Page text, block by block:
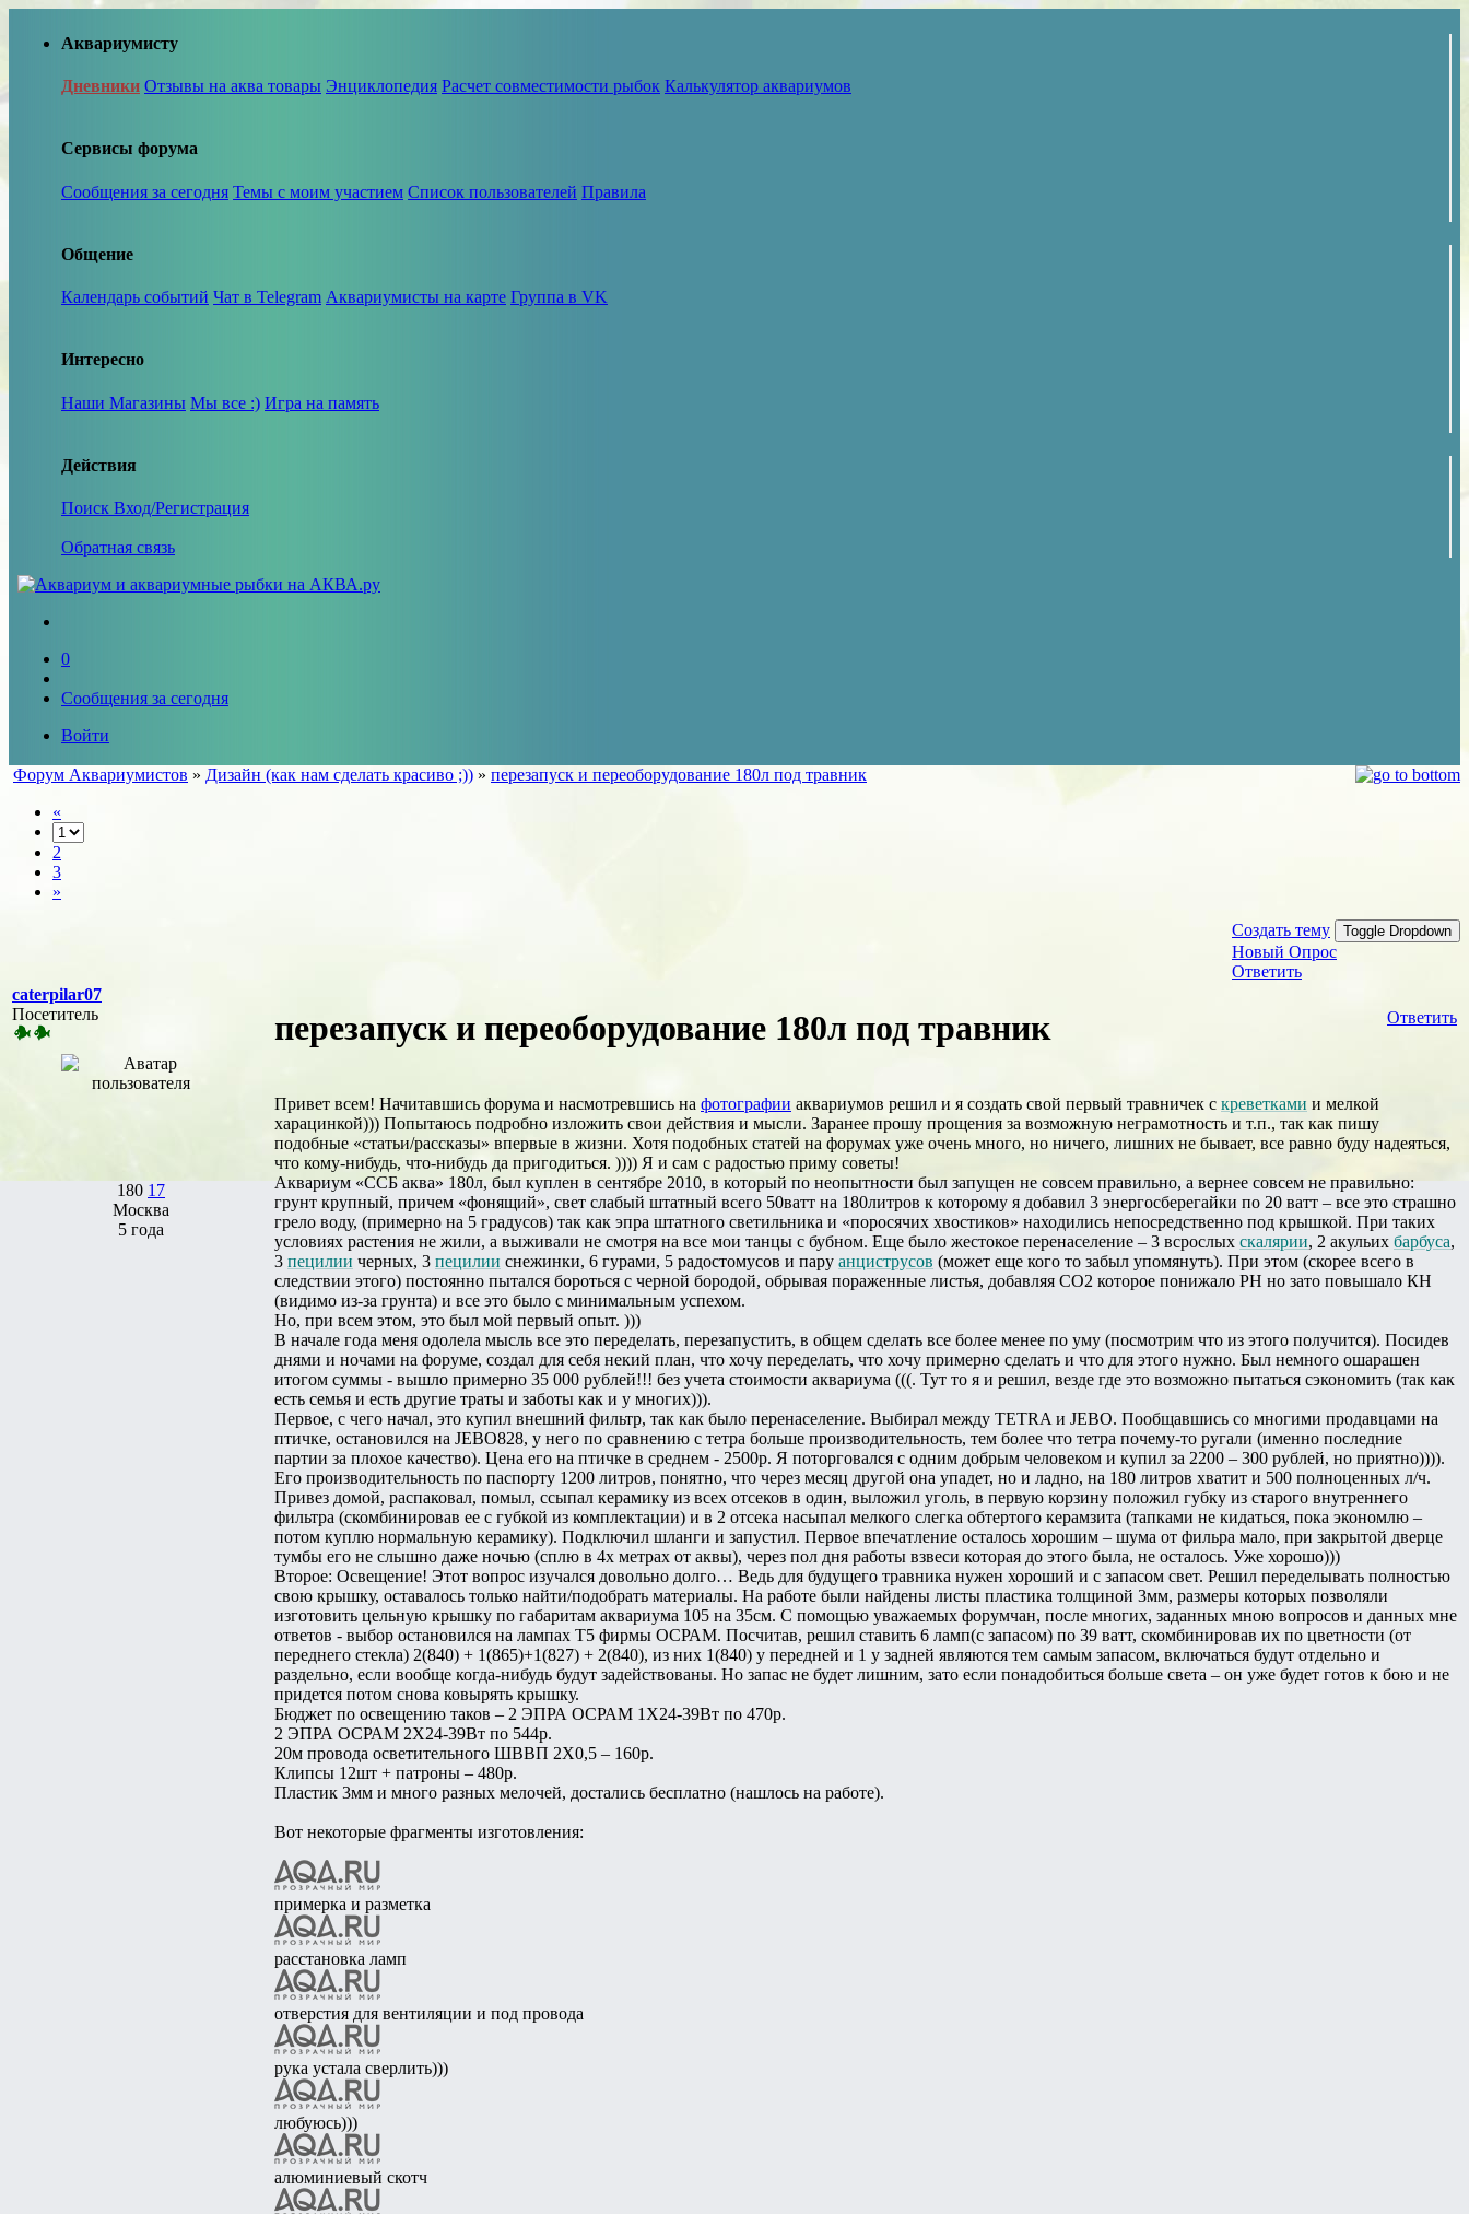
Аквариумисту
Дневники Отзывы на аква товары Энциклопедия Расчет совместимости рыбок Калькулятор аквариумов
Сервисы форума
Сообщения за сегодня Темы с моим участием Список пользователей Правила
Общение
Календарь событий Чат в Telegram Аквариумисты на карте Группа в VK
Интересно
Наши Магазины Мы все :) Игра на память
Действия
Поиск Вход/Регистрация
Обратная связь
0
Сообщения за сегодня
Войти
Форум Аквариумистов » Дизайн (как нам сделать красиво ;)) » перезапуск и переоборудование 180л под травник
«
2
3
»
Создать тему Toggle Dropdown
Новый Опрос
Ответить
caterpilar07
Посетитель
180 17
Москва
5 года
Ответить
перезапуск и переоборудование 180л под травник
Привет всем! Начитавшись форума и насмотревшись на фотографии аквариумов решил и я создать свой первый травничек с креветками и мелкой
харацинкой))) Попытаюсь подробно изложить свои действия и мысли. Заранее прошу прощения за возможную неграмотность и т.п., так как пишу
подобные «статьи/рассказы» впервые в жизни. Хотя подобных статей на форумах уже очень много, но ничего, лишних не бывает, все равно буду надеяться,
что кому-нибудь, что-нибудь да пригодиться. )))) Я и сам с радостью приму советы!
Аквариум «ССБ аква» 180л, был куплен в сентябре 2010, в который по неопытности был запущен не совсем правильно, а вернее совсем не правильно:
грунт крупный, причем «фонящий», свет слабый штатный всего 50ватт на 180литров к которому я добавил 3 энергосберегайки по 20 ватт – все это страшно
грело воду, (примерно на 5 градусов) так как эпра штатного светильника и «поросячих хвостиков» находились непосредственно под крышкой. При таких
условиях растения не жили, а выживали не смотря на все мои танцы с бубном. Еще было жестокое перенаселение – 3 всрослых скалярии, 2 акульих барбуса,
3 пецилии черных, 3 пецилии снежинки, 6 гурами, 5 радостомусов и пару анциструсов (может еще кого то забыл упомянуть). При этом (скорее всего в
следствии этого) постоянно пытался бороться с черной бородой, обрывая пораженные листья, добавляя СО2 которое понижало РН но зато повышало КН
(видимо из-за грунта) и все это было с минимальным успехом.
Но, при всем этом, это был мой первый опыт. )))
В начале года меня одолела мысль все это переделать, перезапустить, в общем сделать все более менее по уму (посмотрим что из этого получится). Посидев
днями и ночами на форуме, создал для себя некий план, что хочу переделать, что хочу примерно сделать и что для этого нужно. Был немного ошарашен
итогом суммы - вышло примерно 35 000 рублей!!! без учета стоимости аквариума (((. Тут то я и решил, везде где это возможно пытаться сэкономить (так как
есть семья и есть другие траты и заботы как и у многих))).
Первое, с чего начал, это купил внешний фильтр, так как было перенаселение. Выбирал между TETRA и JEBO. Пообщавшись со многими продавцами на
птичке, остановился на JEBO828, у него по сравнению с тетра больше производительность, тем более что тетра почему-то ругали (именно последние
партии за плохое качество). Цена его на птичке в среднем - 2500р. Я поторговался с одним добрым человеком и купил за 2200 – 300 рублей, но приятно)))).
Его производительность по паспорту 1200 литров, понятно, что через месяц другой она упадет, но и ладно, на 180 литров хватит и 500 полноценных л/ч.
Привез домой, распаковал, помыл, ссыпал керамику из всех отсеков в один, выложил уголь, в первую корзину положил губку из старого внутреннего
фильтра (скомбинировав ее с губкой из комплектации) и в 2 отсека насыпал мелкого слегка обтертого керамзита (тапками не кидаться, пока экономлю –
потом куплю нормальную керамику). Подключил шланги и запустил. Первое впечатление осталось хорошим – шума от фильра мало, при закрытой дверце
тумбы его не слышно даже ночью (сплю в 4х метрах от аквы), через пол дня работы взвеси которая до этого была, не осталось. Уже хорошо)))
Второе: Освещение! Этот вопрос изучался довольно долго… Ведь для будущего травника нужен хороший и с запасом свет. Решил переделывать полностью
свою крышку, оставалось только найти/подобрать материалы. На работе были найдены листы пластика толщиной 3мм, размеры которых позволяли
изготовить цельную крышку по габаритам аквариума 105 на 35см. С помощью уважаемых форумчан, после многих, заданных мною вопросов и данных мне
ответов - выбор остановился на лампах Т5 фирмы ОСРАМ. Посчитав, решил ставить 6 ламп(с запасом) по 39 ватт, скомбинировав их по цветности (от
переднего стекла) 2(840) + 1(865)+1(827) + 2(840), из них 1(840) у передней и 1 у задней являются тем самым запасом, включаться будут отдельно и
раздельно, если вообще когда-нибудь будут задействованы. Но запас не будет лишним, зато если понадобиться больше света – он уже будет готов к бою и не
придется потом снова ковырять крышку.
Бюджет по освещению таков – 2 ЭПРА ОСРАМ 1Х24-39Вт по 470р.
2 ЭПРА ОСРАМ 2Х24-39Вт по 544р.
20м провода осветительного ШВВП 2Х0,5 – 160р.
Клипсы 12шт + патроны – 480р.
Пластик 3мм и много разных мелочей, достались бесплатно (нашлось на работе).
Вот некоторые фрагменты изготовления:
примерка и разметка
расстановка ламп
отверстия для вентиляции и под провода
рука устала сверлить)))
любуюсь)))
алюминиевый скотч